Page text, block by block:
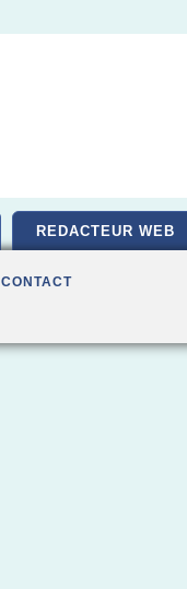
REDACTEUR WEB
CONTACT